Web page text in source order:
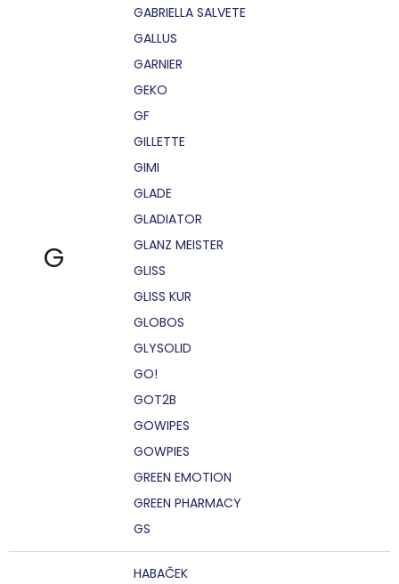
G
GABRIELLA SALVETE
GALLUS
GARNIER
GEKO
GF
GILLETTE
GIMI
GLADE
GLADIATOR
GLANZ MEISTER
GLISS
GLISS KUR
GLOBOS
GLYSOLID
GO!
GOT2B
GOWIPES
GOWPIES
GREEN EMOTION
GREEN PHARMACY
GS
HABAČEK